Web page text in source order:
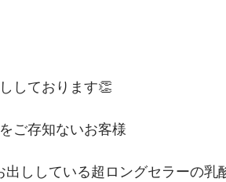
しております👏
ご存知ないお客様
出ししている超ロングセラーの乳